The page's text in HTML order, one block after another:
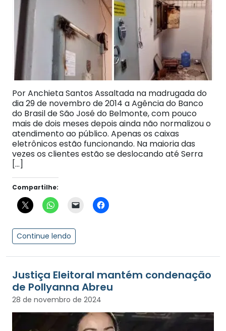
Por Anchieta Santos Assaltada na madrugada do
dia 29 de novembro de 2014 a Agência do Banco
do Brasil de São José do Belmonte, com pouco
mais de dois meses depois ainda não normalizou o
atendimento ao público. Apenas os caixas
eletrônicos estão funcionando. Na maioria das
vezes os clientes estão se deslocando até Serra
[…]
Compartilhe:
Continue lendo
Justiça Eleitoral mantém condenação
de Pollyanna Abreu
28 de novembro de 2024